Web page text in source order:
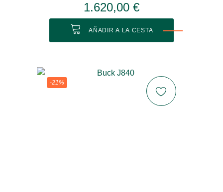
1.620,00 €
AÑADIR A LA CESTA
-21%